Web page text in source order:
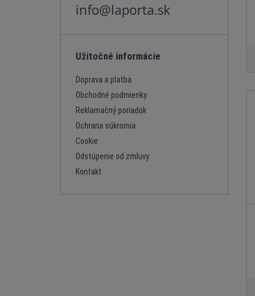
info@laporta.sk
Užitočné informácie
Doprava a platba
Obchodné podmienky
Reklamačný poriadok
Ochrana súkromia
Cookie
Odstúpenie od zmluvy
Kontakt